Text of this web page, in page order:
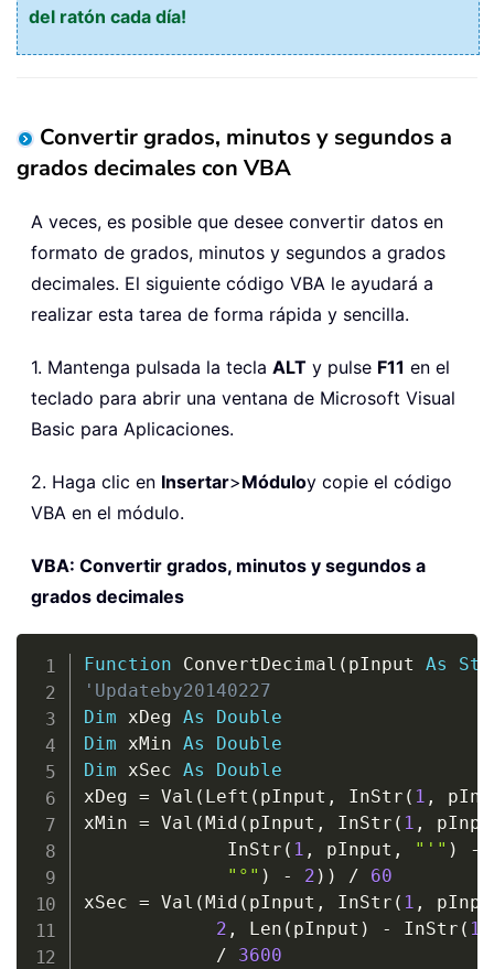
del ratón cada día!
Convertir grados, minutos y segundos a
grados decimales con VBA
A veces, es posible que desee convertir datos en
formato de grados, minutos y segundos a grados
decimales. El siguiente código VBA le ayudará a
realizar esta tarea de forma rápida y sencilla.
1. Mantenga pulsada la tecla ALT y pulse F11 en el
teclado para abrir una ventana de Microsoft Visual
Basic para Aplicaciones.
2. Haga clic en Insertar>Móduloy copie el código
VBA en el módulo.
VBA: Convertir grados, minutos y segundos a
grados decimales
Function ConvertDecimal ( pInput As
'Updateby20140227
Dim xDeg As
Double
Dim xMin As
Double
Dim xSec As
Double
xDeg = Val ( Left ( pInput , InStr ( 1 ,
xMin = Val (Mid ( pInput , InStr ( 1 ,
             InStr
( 1 , pInput , "'" ) -
"°" ) - 2 ) ) /
60
xSec = Val (Mid ( pInput , InStr ( 1 ,
2 , Len ( pInput ) - InStr ( 1
/
3600
Copy